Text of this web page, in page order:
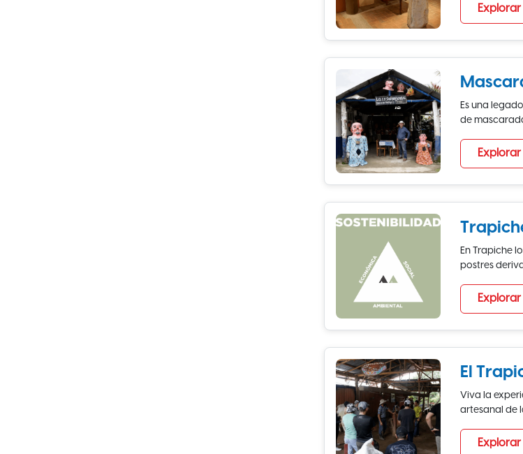
Explorar
Es una
de
Explorar
En Trapiche
postres
Explorar
El
Viva la
artesanal de
Explorar